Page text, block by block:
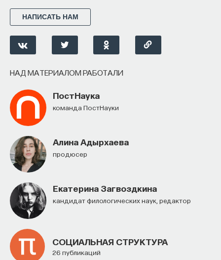
НАПИСАТЬ НАМ
НАД МАТЕРИАЛОМ РАБОТАЛИ
ПостНаука
команда ПостНауки
Алина Адырхаева
продюсер
Екатерина Загвоздкина
кандидат филологических наук, редактор
СОЦИАЛЬНАЯ СТРУКТУРА
26 публикаций